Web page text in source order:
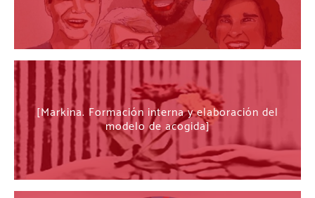
Markina. Formación interna y elaboración del
modelo de acogida